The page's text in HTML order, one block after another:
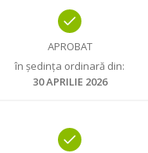
APROBAT
în ședința ordinară din:
30 APRILIE 2026